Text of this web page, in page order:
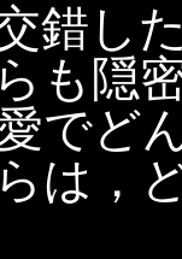
錯し
も隠
でど
は，